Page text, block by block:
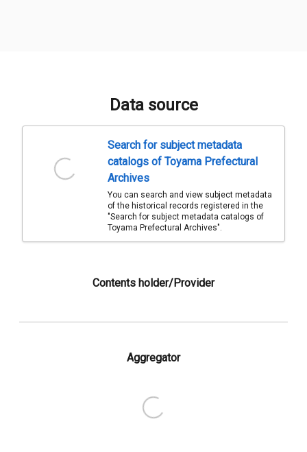
Data source
Search for subject metadata
catalogs of Toyama Prefectural
Archives
You can search and view subject metadata
of the historical records registered in the
"Search for subject metadata catalogs of
Toyama Prefectural Archives".
Contents holder/Provider
Aggregator